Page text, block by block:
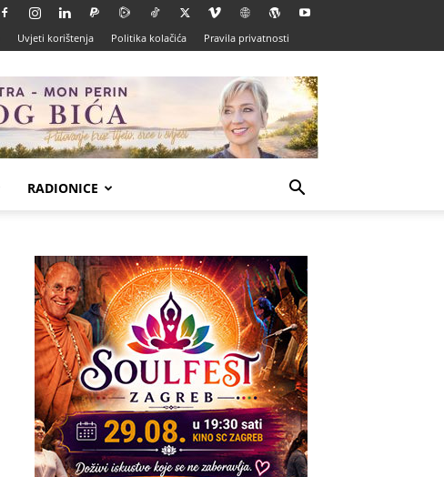
Uvjeti korištenja Politika kolačića Pravila privatnosti
RADIONICE